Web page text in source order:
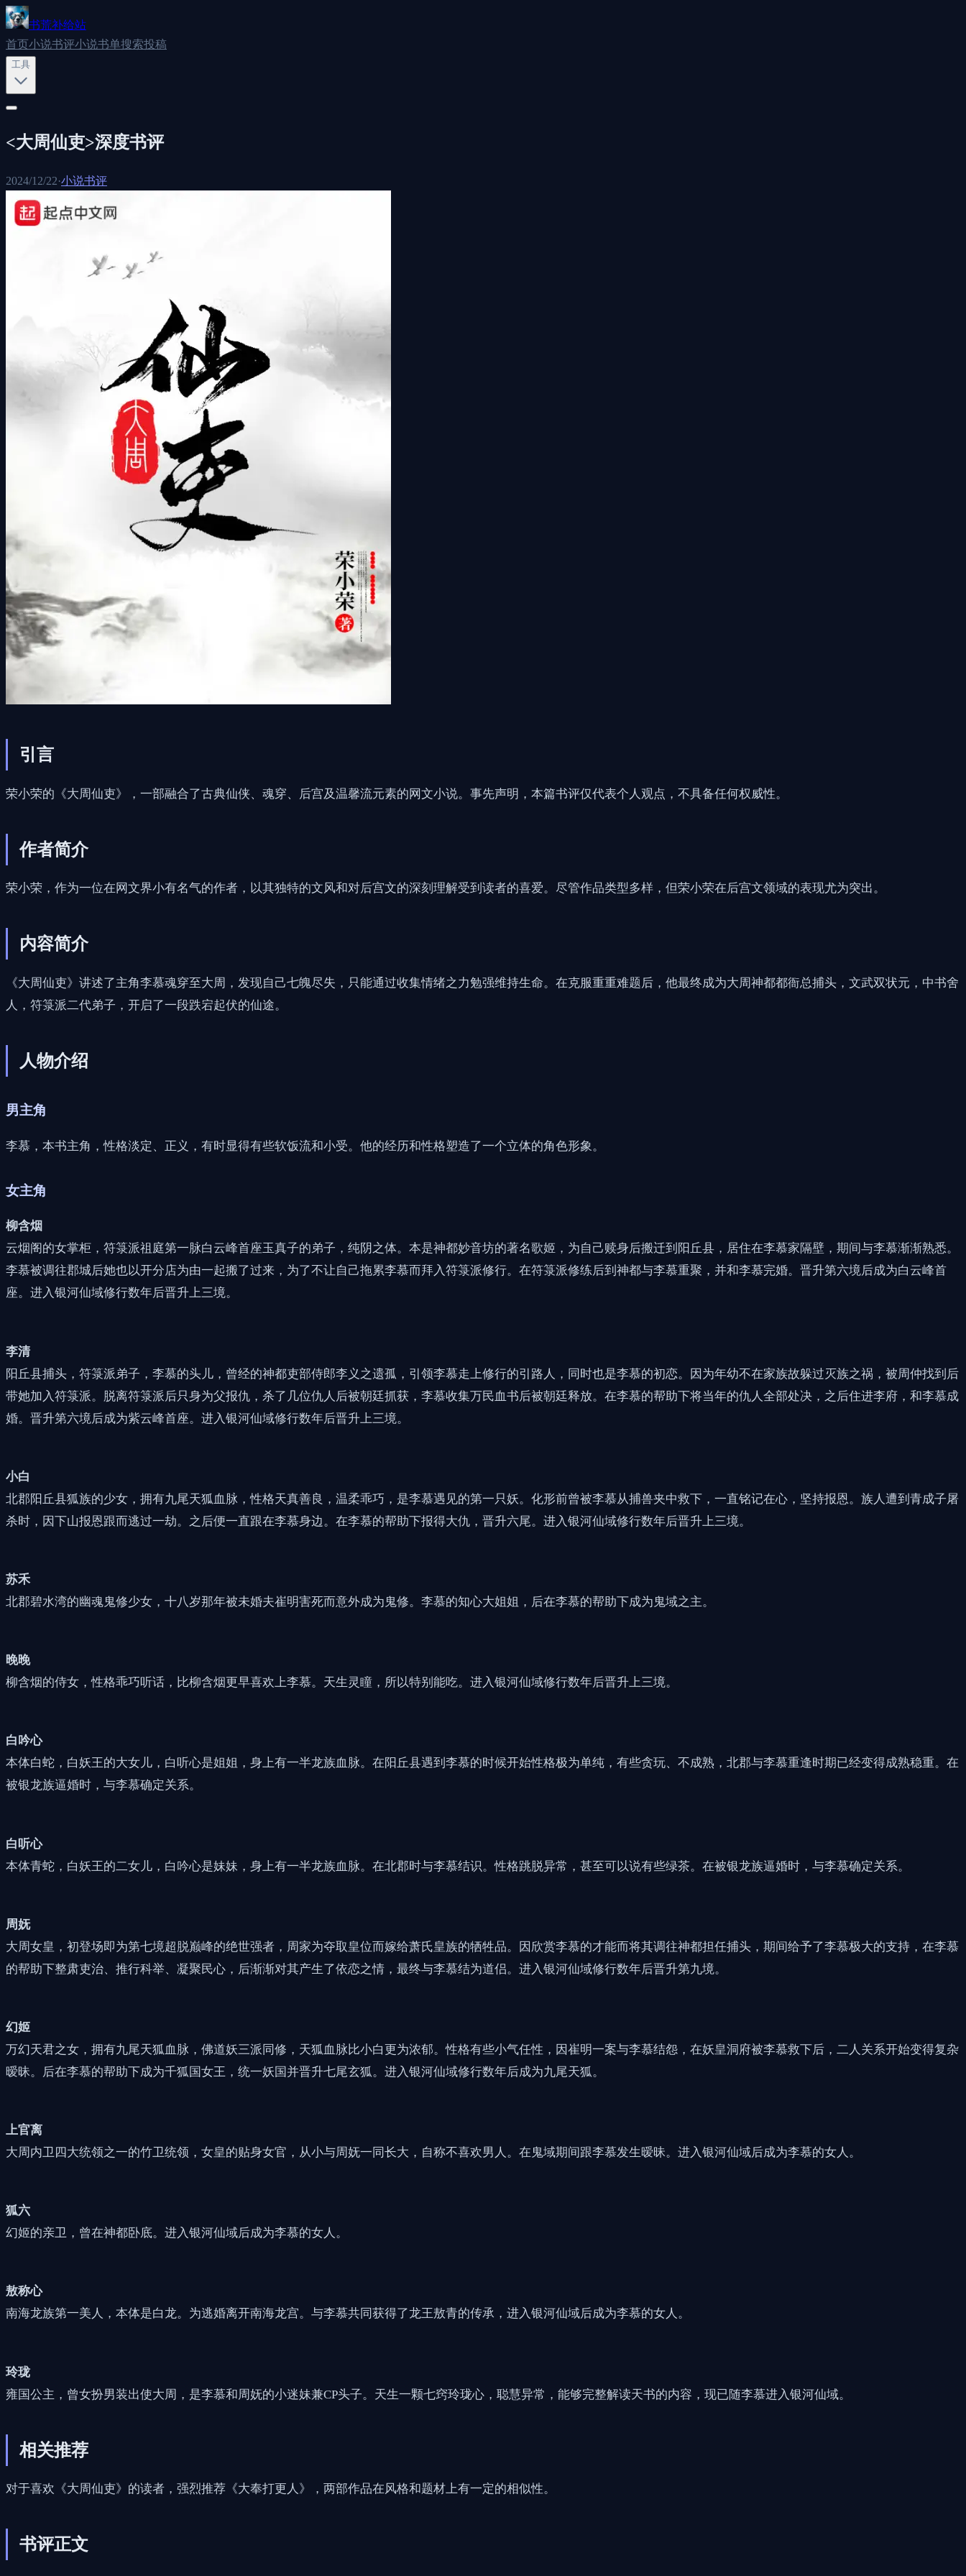
书荒补给站
首页小说书评小说书单搜索投稿
工具
<大周仙吏>深度书评
2024/12/22·小说书评
引言
荣小荣的《大周仙吏》，一部融合了古典仙侠、魂穿、后宫及温馨流元素的网文小说。事先声明，本篇书评仅代表个人观点，不具备任何权威性。
作者简介
荣小荣，作为一位在网文界小有名气的作者，以其独特的文风和对后宫文的深刻理解受到读者的喜爱。尽管作品类型多样，但荣小荣在后宫文领域的表现尤为突出。
内容简介
《大周仙吏》讲述了主角李慕魂穿至大周，发现自己七魄尽失，只能通过收集情绪之力勉强维持生命。在克服重重难题后，他最终成为大周神都都衙总捕头，文武双状元，中书舍
人，符箓派二代弟子，开启了一段跌宕起伏的仙途。
人物介绍
男主角
李慕，本书主角，性格淡定、正义，有时显得有些软饭流和小受。他的经历和性格塑造了一个立体的角色形象。
女主角
柳含烟
云烟阁的女掌柜，符箓派祖庭第一脉白云峰首座玉真子的弟子，纯阴之体。本是神都妙音坊的著名歌姬，为自己赎身后搬迁到阳丘县，居住在李慕家隔壁，期间与李慕渐渐熟悉。
李慕被调往郡城后她也以开分店为由一起搬了过来，为了不让自己拖累李慕而拜入符箓派修行。在符箓派修练后到神都与李慕重聚，并和李慕完婚。晋升第六境后成为白云峰首
座。进入银河仙域修行数年后晋升上三境。
李清
阳丘县捕头，符箓派弟子，李慕的头儿，曾经的神都吏部侍郎李义之遗孤，引领李慕走上修行的引路人，同时也是李慕的初恋。因为年幼不在家族故躲过灭族之祸，被周仲找到后
带她加入符箓派。脱离符箓派后只身为父报仇，杀了几位仇人后被朝廷抓获，李慕收集万民血书后被朝廷释放。在李慕的帮助下将当年的仇人全部处决，之后住进李府，和李慕成
婚。晋升第六境后成为紫云峰首座。进入银河仙域修行数年后晋升上三境。
小白
北郡阳丘县狐族的少女，拥有九尾天狐血脉，性格天真善良，温柔乖巧，是李慕遇见的第一只妖。化形前曾被李慕从捕兽夹中救下，一直铭记在心，坚持报恩。族人遭到青成子屠
杀时，因下山报恩跟而逃过一劫。之后便一直跟在李慕身边。在李慕的帮助下报得大仇，晋升六尾。进入银河仙域修行数年后晋升上三境。
苏禾
北郡碧水湾的幽魂鬼修少女，十八岁那年被未婚夫崔明害死而意外成为鬼修。李慕的知心大姐姐，后在李慕的帮助下成为鬼域之主。
晚晚
柳含烟的侍女，性格乖巧听话，比柳含烟更早喜欢上李慕。天生灵瞳，所以特别能吃。进入银河仙域修行数年后晋升上三境。
白吟心
本体白蛇，白妖王的大女儿，白听心是姐姐，身上有一半龙族血脉。在阳丘县遇到李慕的时候开始性格极为单纯，有些贪玩、不成熟，北郡与李慕重逢时期已经变得成熟稳重。在
被银龙族逼婚时，与李慕确定关系。
白听心
本体青蛇，白妖王的二女儿，白吟心是妹妹，身上有一半龙族血脉。在北郡时与李慕结识。性格跳脱异常，甚至可以说有些绿茶。在被银龙族逼婚时，与李慕确定关系。
周妩
大周女皇，初登场即为第七境超脱巅峰的绝世强者，周家为夺取皇位而嫁给萧氏皇族的牺牲品。因欣赏李慕的才能而将其调往神都担任捕头，期间给予了李慕极大的支持，在李慕
的帮助下整肃吏治、推行科举、凝聚民心，后渐渐对其产生了依恋之情，最终与李慕结为道侣。进入银河仙域修行数年后晋升第九境。
幻姬
万幻天君之女，拥有九尾天狐血脉，佛道妖三派同修，天狐血脉比小白更为浓郁。性格有些小气任性，因崔明一案与李慕结怨，在妖皇洞府被李慕救下后，二人关系开始变得复杂
暧昧。后在李慕的帮助下成为千狐国女王，统一妖国并晋升七尾玄狐。进入银河仙域修行数年后成为九尾天狐。
上官离
大周内卫四大统领之一的竹卫统领，女皇的贴身女官，从小与周妩一同长大，自称不喜欢男人。在鬼域期间跟李慕发生暧昧。进入银河仙域后成为李慕的女人。
狐六
幻姬的亲卫，曾在神都卧底。进入银河仙域后成为李慕的女人。
敖称心
南海龙族第一美人，本体是白龙。为逃婚离开南海龙宫。与李慕共同获得了龙王敖青的传承，进入银河仙域后成为李慕的女人。
玲珑
雍国公主，曾女扮男装出使大周，是李慕和周妩的小迷妹兼CP头子。天生一颗七窍玲珑心，聪慧异常，能够完整解读天书的内容，现已随李慕进入银河仙域。
相关推荐
对于喜欢《大周仙吏》的读者，强烈推荐《大奉打更人》，两部作品在风格和题材上有一定的相似性。
书评正文